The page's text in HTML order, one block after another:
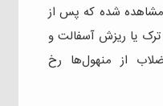
شده که پس از
یا ریزش آسفالت و
از منهول‌ها رخ